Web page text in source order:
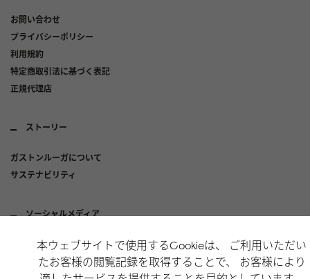
お問い合わせ
プライバシーポリシー
利用規約
特定商取引法に基づく表記
正規代理店
ストーリー
ガストンルーガについて
サステナビリティ
ソーシャルメディア
Instagram本ウェブサイトで使用するCookieは、 ご利用いただい
たお客様の閲覧記録を取得することで、 お客様により